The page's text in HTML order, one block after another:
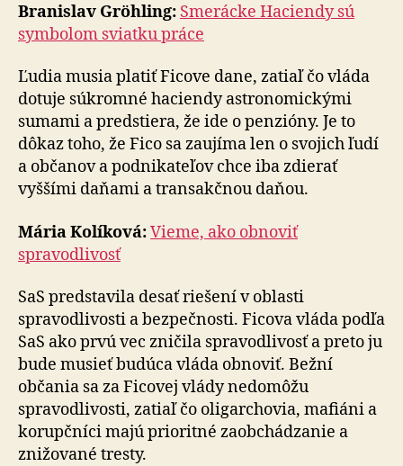
Branislav Gröhling: Smerácke Haciendy sú
symbolom sviatku práce
Ľudia musia platiť Ficove dane, zatiaľ čo vláda
dotuje súkromné haciendy astronomickými
sumami a pred­stie­ra, že ide o penzióny. Je to
dôkaz toho, že Fico sa zaujíma len o svojich ľudí
a občanov a podnikateľov chce iba zdierať
vyššími daňami a transakčnou daňou.
Mária Kolíková:Vieme, ako obnoviť
spravodlivosť
SaS predstavila desať riešení v oblasti
spravodlivosti a bezpečnosti. Ficova vláda podľa
SaS ako prvú vec zničila spravodlivosť a preto ju
bude musieť budúca vláda obnoviť. Bežní
občania sa za Ficovej vlády nedomôžu
spravodlivosti, zatiaľ čo oligarchovia, mafiáni a
ko­rup­ční­ci majú prioritné zaobchádzanie a
znižované tresty.